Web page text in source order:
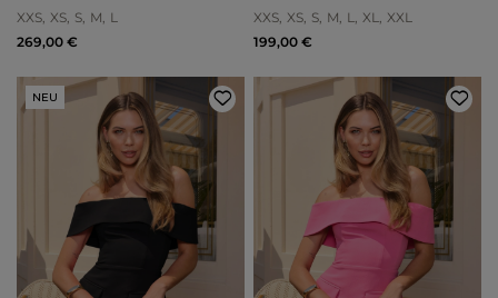
XXS XS S M L
269,00 €
XXS XS S M L XL XXL
199,00 €
NEU